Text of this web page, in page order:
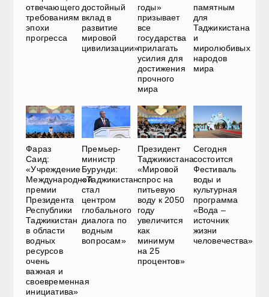
отвечающего
требованиям
эпохи
прогресса
достойный
вклад в
развитие
мировой
цивилизации»
годы»
призывает
все
государства
прилагать
усилия для
достижения
прочного
мира
памятным
для
Таджикистана
и
миролюбивых
народов
мира
Фараз
Саид:
«Учреждение
Международной
премии
Президента
Республики
Таджикистан
в области
водных
ресурсов
очень
важная и
своевременная
инициатива»
Премьер-
министр
Бурунди:
«Таджикистан
стал
центром
глобального
диалога по
водным
вопросам»
Президент
Таджикистана:
«Мировой
спрос на
питьевую
воду к 2050
году
увеличится
как
минимум
на 25
процентов»
Сегодня
состоится
Фестиваль
воды и
культурная
программа
«Вода –
источник
жизни
человечества»